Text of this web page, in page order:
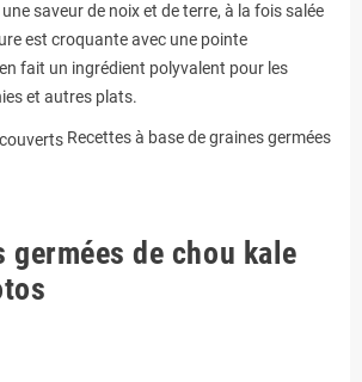
saveur de noix et de terre, à la fois salée
est croquante avec une pointe
fait un ingrédient polyvalent pour les
et autres plats.
Recettes à base de graines germées
germées de chou kale